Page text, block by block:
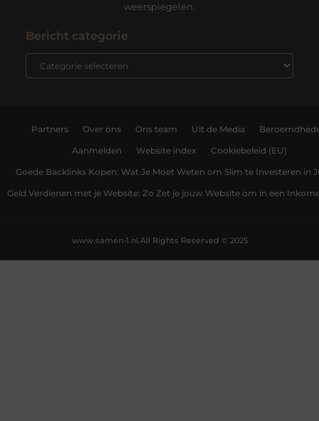
weerspiegelen.
Bericht categorie
Partners Over ons Ons team Uit de Media
Aanmelden Website index Cookiebeleid (EU)
Goede Backlinks Kopen: Wat Je Moet Weten om Slim te Investeren in
Geld Verdienen met je Website: Zo Zet je jouw Website om in een
All Rights Reserved © 2025
www.samen-1.nl.